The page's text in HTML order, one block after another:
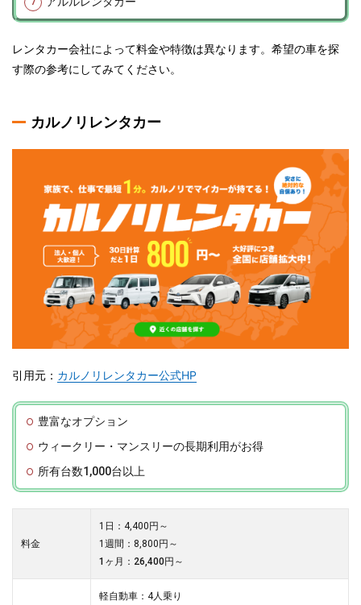
レンタカー会社によって料金や特徴は異なります。希望の車を探
す際の参考にしてみてください。
カルノリレンタカー
引用元： カルノリレンタカー公式HP
豊富なオプション
ウィークリー・マンスリーの長期利用がお得
所有台数1,000台以上
料金
1日：4,400円～
1週間：8,800円～
1ヶ月：26,400円～
軽自動車：4人乗り